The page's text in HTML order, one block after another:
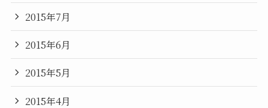
2015年7月
2015年6月
2015年5月
2015年4月